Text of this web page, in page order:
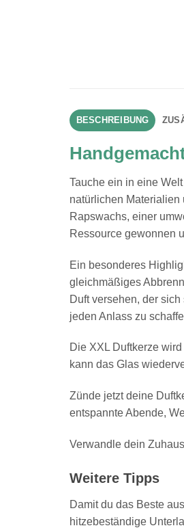
BESCHREIBUNG
Tauche ein in eine
natürlichen Materialien
Rapswachs, einer
Ressource gewonnen
Ein besonderes
gleichmäßiges
Duft versehen, der
jeden Anlass zu
Die XXL Duftkerze
kann das Glas
Zünde jetzt deine
entspannte Abende,
Verwandle dein
Weitere Tipps
Damit du das Beste
hitzebeständige